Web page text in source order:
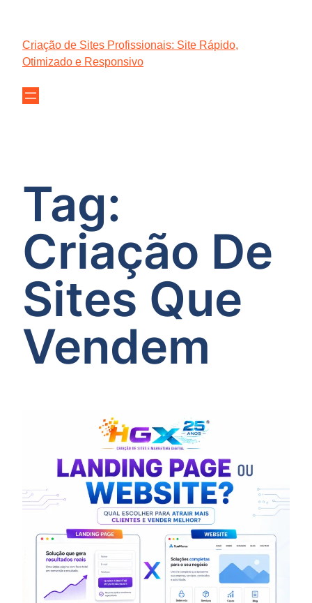
Criação de Sites Profissionais: Site Rápido,
Otimizado e Responsivo
Tag:
Criação De
Sites Que
Vendem